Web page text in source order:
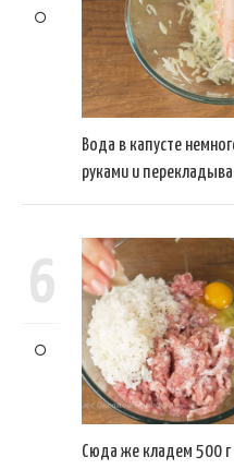
Вода в капусте
руками и
6
Сюда же кладем 500 г